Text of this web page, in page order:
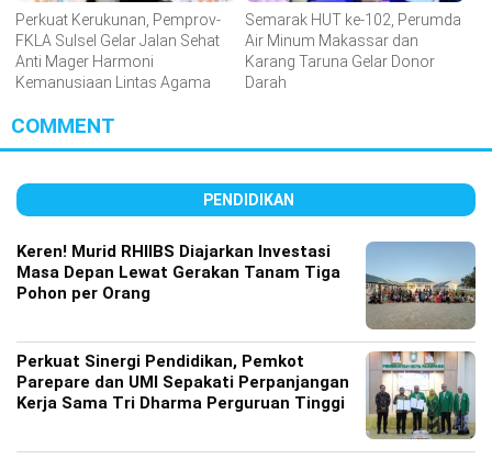
Perkuat Kerukunan, Pemprov-
FKLA Sulsel Gelar Jalan Sehat
Anti Mager Harmoni
Kemanusiaan Lintas Agama
Semarak HUT ke-102, Perumda
Air Minum Makassar dan
Karang Taruna Gelar Donor
Darah
COMMENT
PENDIDIKAN
Keren! Murid RHIIBS Diajarkan Investasi
Masa Depan Lewat Gerakan Tanam Tiga
Pohon per Orang
Perkuat Sinergi Pendidikan, Pemkot
Parepare dan UMI Sepakati Perpanjangan
Kerja Sama Tri Dharma Perguruan Tinggi